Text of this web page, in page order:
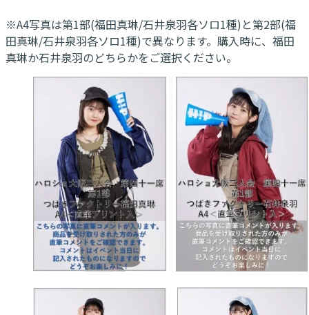
※A4写真は第1部(福田真琳/石井泉羽各ソロ1種)と第2部(福
田真琳/石井泉羽各ソロ1種)で異なります。購入時に、福田
真琳か石井泉羽のどちらかをご選択ください。